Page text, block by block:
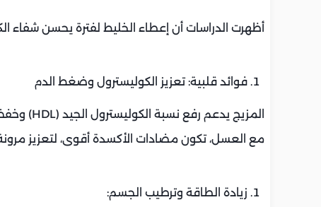
أظهرت الدراسات أن إعطاء الخليط لفترة يحسن شفاء
فوائد قلبية: تعزيز الكوليسترول وضغط الدم
المزيج يدعم رفع نسبة الكوليسترول الجيد (HDL) وخفض الضار (LDL)، ما يحسن من صحة القلب.
مع العسل، تكون مضادات الأكسدة أقوى، لتعزيز
زيادة الطاقة وترطيب الجسم: